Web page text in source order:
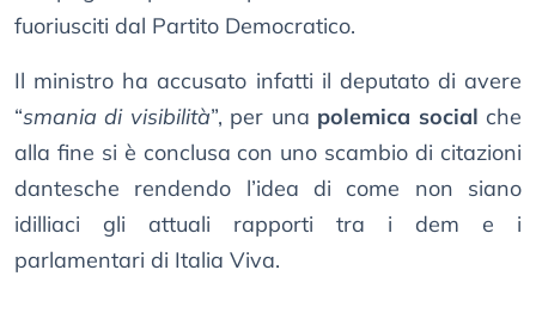
fuoriusciti dal Partito Democratico.
Il ministro ha accusato infatti il deputato di avere
“smania di visibilità”, per una polemica social che
alla fine si è conclusa con uno scambio di citazioni
dantesche rendendo l’idea di come non siano
idilliaci gli attuali rapporti tra i dem e i
parlamentari di Italia Viva.